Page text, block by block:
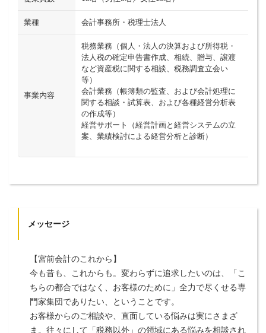
業種 会計事務所・税理士法人
事業内容
税務業務（個人・法人の決算および所得税・
法人税の確定申告書作成、相続、贈与、譲渡
など資産税に関する相談、税務調査立会い
等）
会計業務（帳簿類の監査、および会計処理に
関する相談・試算表、および各種経営分析表
の作成等）
経営サポート（経営計画と経営システムの立
案、業績検討による経営分析と診断）
メッセージ
【宮前会計のこれから】
今も昔も、これからも。変わらずに追求したいのは、「こ
ちらの都合ではなく、お客様のために」全力で尽くせる専
門家集団でありたい、ということです。
お客様からのご相談や、直面している悩みは実にさまざ
ま。往々にして「税務以外」の領域にある悩みを相談され